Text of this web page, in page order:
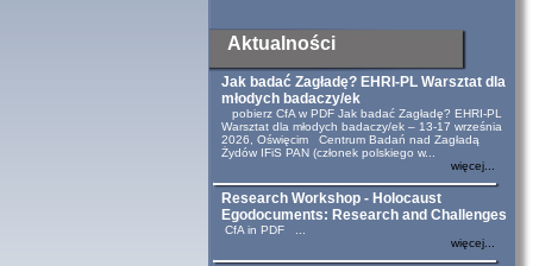
Aktualności
Jak badać Zagładę? EHRI-PL Warsztat dla
młodych badaczy/ek
pobierz CfA w PDF Jak badać Zagładę? EHRI-PL
Warsztat dla młodych badaczy/ek – 13-17 września
2026, Oświęcim Centrum Badań nad Zagładą
Żydów IFiS PAN (członek polskiego w...
więcej...
Research Workshop - Holocaust
Egodocuments: Research and Challenges
CfA in PDF ...
więcej...